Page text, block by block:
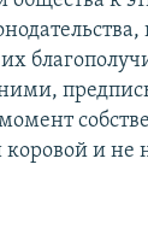
коровой и не